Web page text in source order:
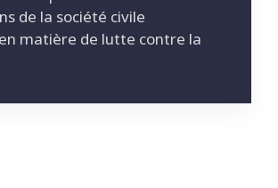
de la société civile
matière de lutte contre la